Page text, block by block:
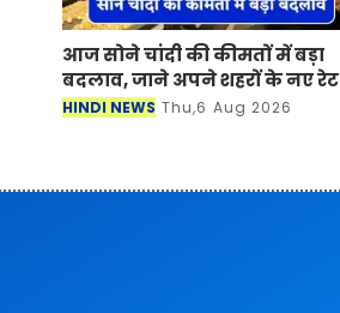
आज सोने चांदी की कीमतों में बड़ा
बदलाव, जाने अपने शहरों के नए रेट
HINDI NEWS Thu,6 Aug 2026